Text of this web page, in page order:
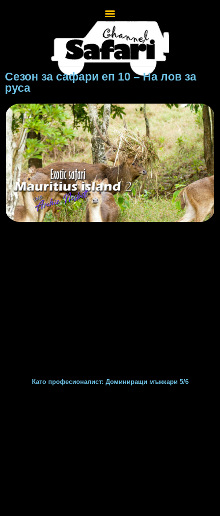
Сезон за сафари еп 10 – На лов за
руса
Като професионалист: Доминиращи мъжкари 5/6